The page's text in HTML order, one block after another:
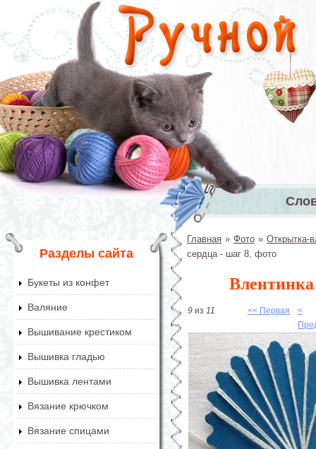
Перейти к основному содержанию
Главное
Разделы сайта
Букеты из конфет
Валяние
Вышивание крестиком
Вышивка гладью
Вышивка лентами
Вязание крючком
Вязание спицами
Вы здесь
Главная » Фото » Открытка-
сердца - шаг 8, фото
9 из 11 << Первая
<